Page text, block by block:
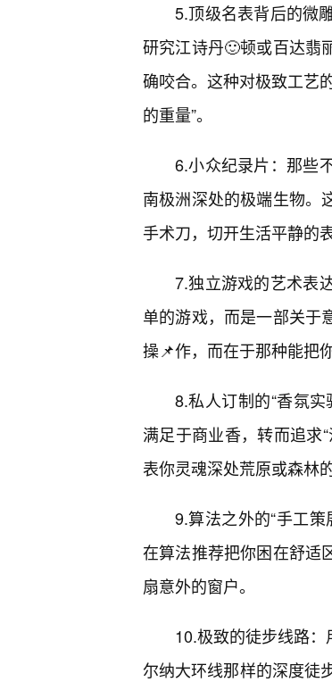
5.顶级名表背后的微
研究江诗丹🙂顿或百达翡
确咬合。这种对极致工艺
的重量”。
6.小众纪录片：那些
南极洲深处的极端生物。
手术刀，切开生活平静的
7.独立游戏的艺术表
单的游戏，而是一部关于
操📌作，而在于那种能把
8.私人订制的“香氛
满足于商业香，转而追求
表你灵魂深处荒原或森林
9.算法之外的“手工策
在算法推荐把你困在舒适
扇意外的窗户。
10.极致的徒步线路
尔纳大环线那样的深度徒